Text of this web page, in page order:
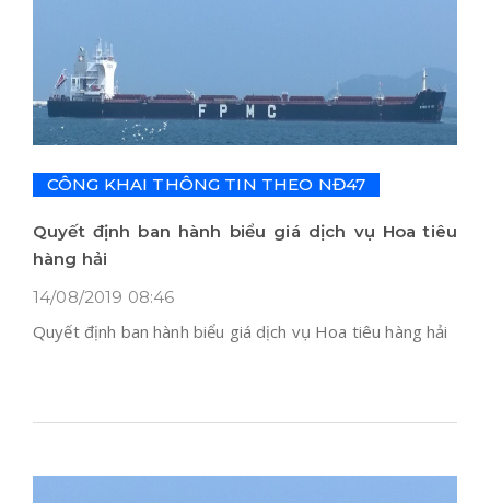
CÔNG KHAI THÔNG TIN THEO NĐ47
Quyết định ban hành biểu giá dịch vụ Hoa tiêu
hàng hải
14/08/2019 08:46
Quyết định ban hành biểu giá dịch vụ Hoa tiêu hàng hải